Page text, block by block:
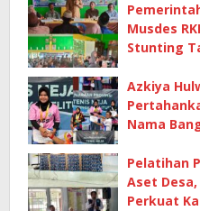
Musdes
Stunting
Azkiya
Nama
Pelatihan
Aset
Perkuat